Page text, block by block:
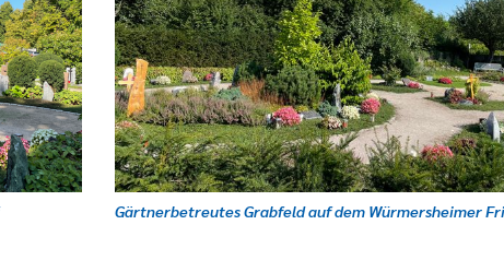
Gärtnerbetreutes Grabfeld auf dem Würmersheimer